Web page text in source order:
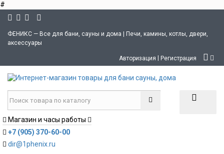
#
ФЕНИКС — Все для бани, сауны и дома | Печи, камины, котлы, двери,
аксессуары
Авторизация | Регистрация
Магазин и часы работы
+7 (905) 370-60-00
dir@1phenix.ru